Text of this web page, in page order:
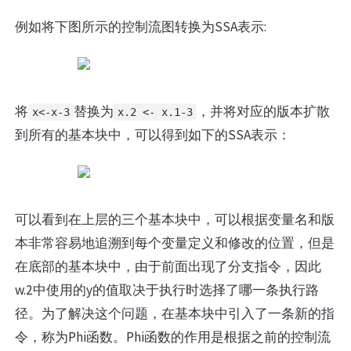
例如将下图所示的控制流图转换为SSA表示:
将 x<-x-3 替换为 x.2 <- x.1-3
，并将对应的版本扩散
到所有的基本块中，可以得到如下的SSA表示：
可以看到在上层的三个基本块中，可以根据变量名和版
本非常容易地追溯到每个变量定义和修改的位置，但是
在底部的基本块中，由于前面出现了分支指令，因此
w.2中使用的y的值取决于执行时选择了哪一条执行路
径。为了解决这个问题，在基本块中引入了一条新的指
令，称为Phi函数。Phi函数的作用是根据之前的控制流